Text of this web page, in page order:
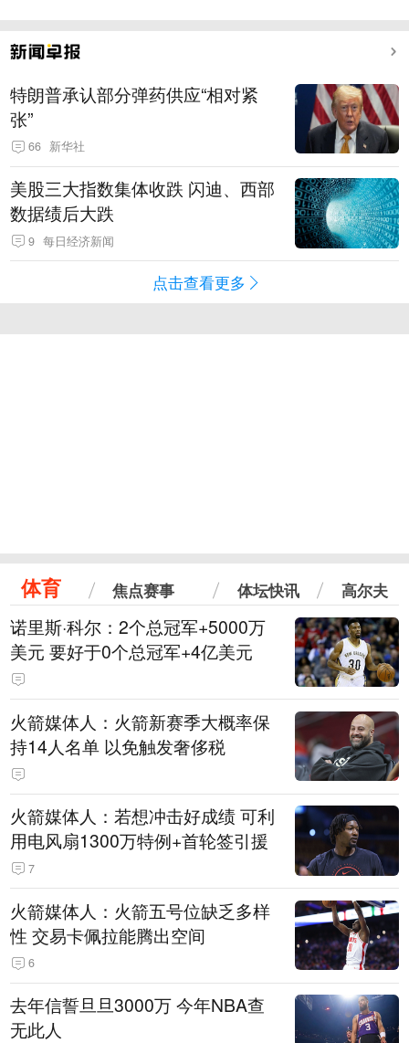
特朗普承认部分弹药供应“相对紧
张”
66 新华社
美股三大指数集体收跌 闪迪、西部
数据绩后大跌
9 每日经济新闻
点击查看更多
体育 焦点赛事 体坛快讯 高尔夫
诺里斯·科尔：2个总冠军+5000万
美元 要好于0个总冠军+4亿美元
火箭媒体人：火箭新赛季大概率保
持14人名单 以免触发奢侈税
火箭媒体人：若想冲击好成绩 可利
用电风扇1300万特例+首轮签引援
7
火箭媒体人：火箭五号位缺乏多样
性 交易卡佩拉能腾出空间
6
去年信誓旦旦3000万 今年NBA查
无此人